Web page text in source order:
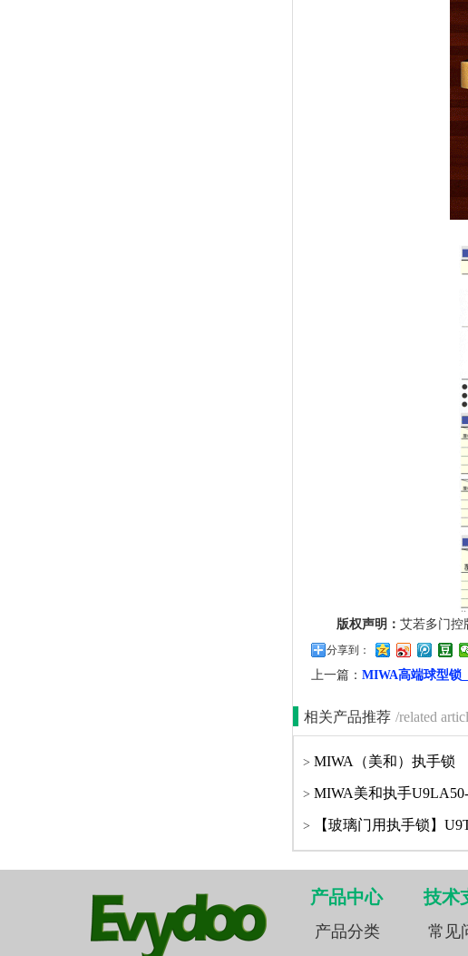
版权声明： 艾若多门控
分享到：
上一篇： MIWA高端球型锁
相关产品推荐 /related
MIWA（美和）执手锁
MIWA美和执手U9LA50-
【玻璃门用执手锁】
产品中心
产品分类
技术
常见